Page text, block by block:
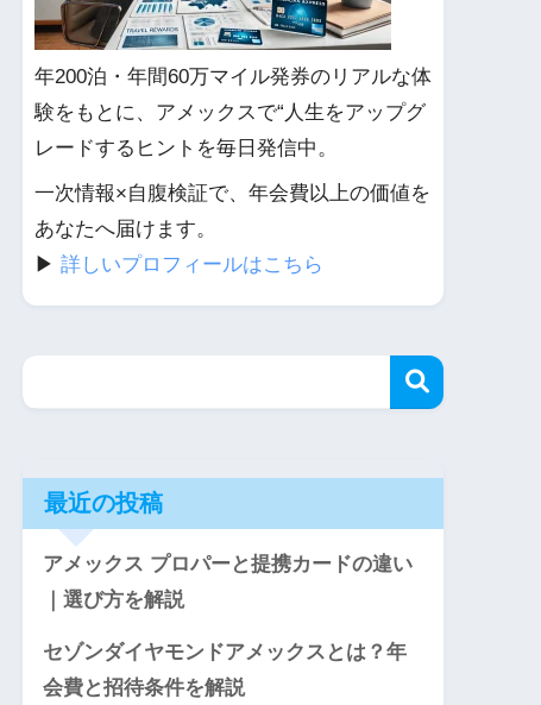
年200泊・年間60万マイル発券のリアルな体
験をもとに、アメックスで“人生をアップグ
レードするヒントを毎日発信中。
一次情報×自腹検証で、年会費以上の価値を
あなたへ届けます。
▶︎ 詳しいプロフィールはこちら
最近の投稿
アメックス プロパーと提携カードの違い
｜選び方を解説
セゾンダイヤモンドアメックスとは？年
会費と招待条件を解説